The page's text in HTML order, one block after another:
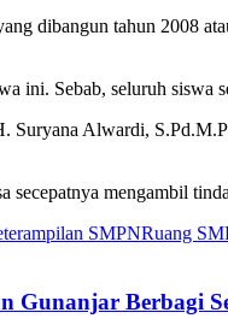
dibangun tahun 2008
ini. Sebab, seluruh siswa
Suryana Alwardi,
secepatnya mengambil
SMPNRuang
Gunanjar Berbagi